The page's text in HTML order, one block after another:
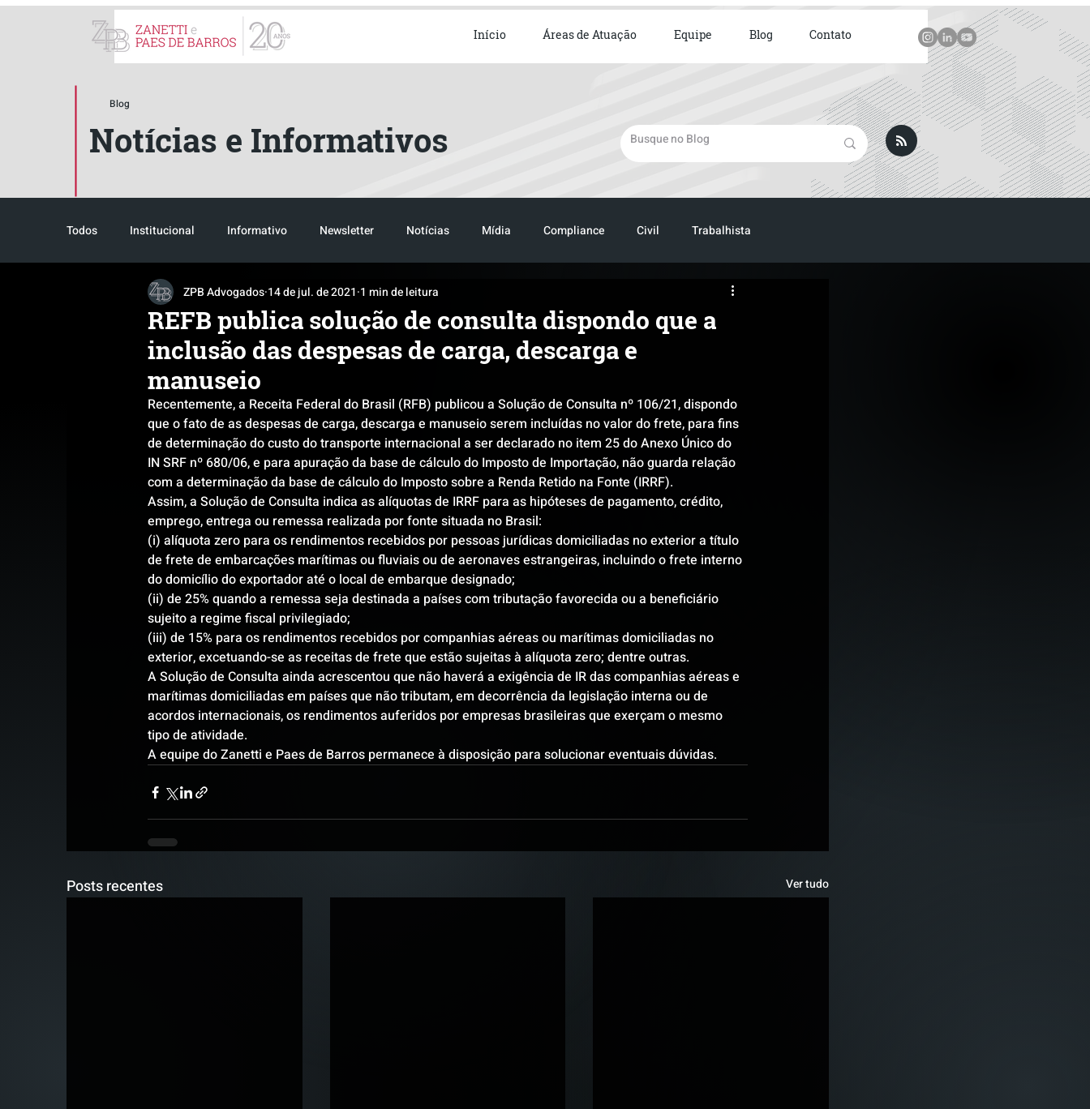
Início Áreas de Atuação Equipe Blog Contato
Blog
Notícias e Informativos
Todos Institucional Informativo Newsletter Notícias Mídia Compliance Civil Trabalhista
Reconhecimento Tributário Pós-evento TRANSPORTE LOGISTICA
REFB publica solução de consulta dispondo que a
inclusão das despesas de carga, descarga e
manuseio
ZPB Advogados 14 de jul. de 2021 1 min de leitura
Recentemente, a Receita Federal do Brasil (RFB) publicou a Solução de Consulta nº 106/21, dispondo
que o fato de as despesas de carga, descarga e manuseio serem incluídas no valor do frete, para fins
de determinação do custo do transporte internacional a ser declarado no item 25 do Anexo Único do
IN SRF nº 680/06, e para apuração da base de cálculo do Imposto de Importação, não guarda relação
com a determinação da base de cálculo do Imposto sobre a Renda Retido na Fonte (IRRF).
Assim, a Solução de Consulta indica as alíquotas de IRRF para as hipóteses de pagamento, crédito,
emprego, entrega ou remessa realizada por fonte situada no Brasil:
(i) alíquota zero para os rendimentos recebidos por pessoas jurídicas domiciliadas no exterior a título
de frete de embarcações marítimas ou fluviais ou de aeronaves estrangeiras, incluindo o frete interno
do domicílio do exportador até o local de embarque designado;
(ii) de 25% quando a remessa seja destinada a países com tributação favorecida ou a beneficiário
sujeito a regime fiscal privilegiado;
(iii) de 15% para os rendimentos recebidos por companhias aéreas ou marítimas domiciliadas no
exterior, excetuando-se as receitas de frete que estão sujeitas à alíquota zero; dentre outras.
A Solução de Consulta ainda acrescentou que não haverá a exigência de IR das companhias aéreas e
marítimas domiciliadas em países que não tributam, em decorrência da legislação interna ou de
acordos internacionais, os rendimentos auferidos por empresas brasileiras que exerçam o mesmo
tipo de atividade.
A equipe do Zanetti e Paes de Barros permanece à disposição para solucionar eventuais dúvidas.
Posts recentes Ver tudo